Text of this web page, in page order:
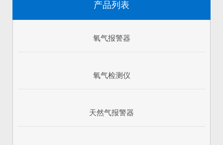
产品列表
氧气报警器
氧气检测仪
天然气报警器